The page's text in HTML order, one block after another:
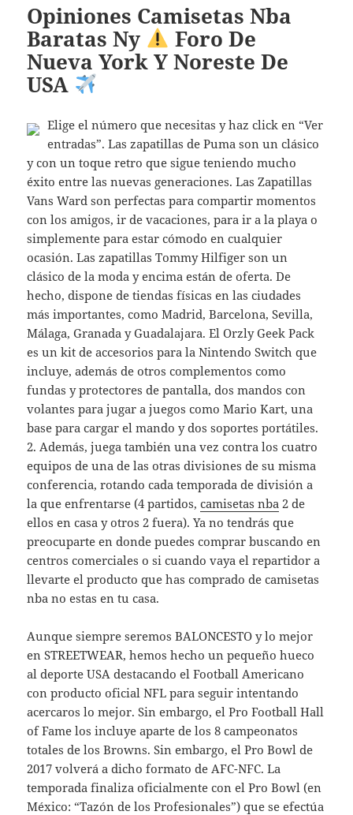
Opiniones Camisetas Nba
Baratas Ny
Foro De
Nueva York Y Noreste De
USA
Elige el número que necesitas y haz click en “Ver
entradas”. Las zapatillas de Puma son un clásico
y con un toque retro que sigue teniendo mucho
éxito entre las nuevas generaciones. Las Zapatillas
Vans Ward son perfectas para compartir momentos
con los amigos, ir de vacaciones, para ir a la playa o
simplemente para estar cómodo en cualquier
ocasión. Las zapatillas Tommy Hilfiger son un
clásico de la moda y encima están de oferta. De
hecho, dispone de tiendas físicas en las ciudades
más importantes, como Madrid, Barcelona, Sevilla,
Málaga, Granada y Guadalajara. El Orzly Geek Pack
es un kit de accesorios para la Nintendo Switch que
incluye, además de otros complementos como
fundas y protectores de pantalla, dos mandos con
volantes para jugar a juegos como Mario Kart, una
base para cargar el mando y dos soportes portátiles.
2. Además, juega también una vez contra los cuatro
equipos de una de las otras divisiones de su misma
conferencia, rotando cada temporada de división a
la que enfrentarse (4 partidos,camisetas nba 2 de
ellos en casa y otros 2 fuera). Ya no tendrás que
preocuparte en donde puedes comprar buscando en
centros comerciales o si cuando vaya el repartidor a
llevarte el producto que has comprado de camisetas
nba no estas en tu casa.
Aunque siempre seremos BALONCESTO y lo mejor
en STREETWEAR, hemos hecho un pequeño hueco
al deporte USA destacando el Football Americano
con producto oficial NFL para seguir intentando
acercaros lo mejor. Sin embargo, el Pro Football Hall
of Fame los incluye aparte de los 8 campeonatos
totales de los Browns. Sin embargo, el Pro Bowl de
2017 volverá a dicho formato de AFC-NFC. La
temporada finaliza oficialmente con el Pro Bowl (en
México: “Tazón de los Profesionales”) que se efectúa